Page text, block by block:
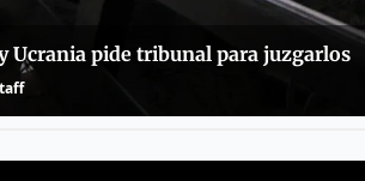
Ucrania pide tribunal para juzgarlos